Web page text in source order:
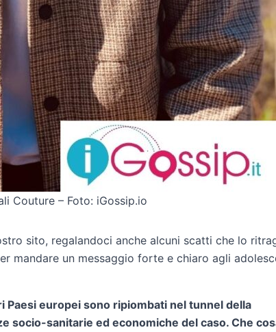
Couture – Foto: iGossip.io
sito, regalandoci anche alcuni scatti che lo
mandare un messaggio forte e chiaro agli
Paesi europei sono ripiombati nel tunnel della
socio-sanitarie ed economiche del caso. Che